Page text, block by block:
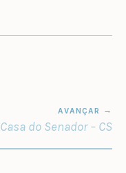
AVANÇAR
Casa do Senador – CS